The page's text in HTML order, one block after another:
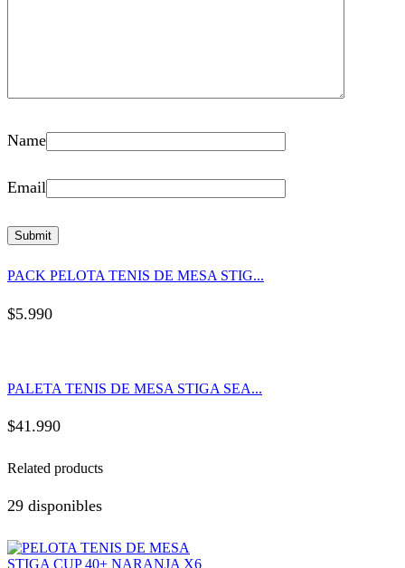
Name
Email
PACK PELOTA TENIS DE MESA STIG...
$5.990
PALETA TENIS DE MESA STIGA SEA...
$41.990
Related products
29 disponibles